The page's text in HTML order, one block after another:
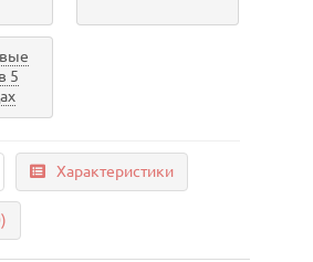
5
Характеристики